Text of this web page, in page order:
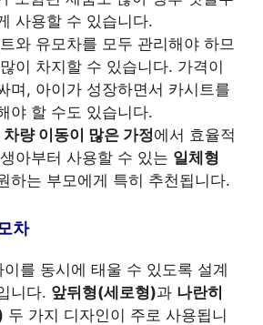
사용할 수 있습니다.
와 유모차를 모두 관리해야 하므
이 차지할 수 있습니다. 가격이
며, 아이가 성장하면서 카시트를
야 할 수도 있습니다.
차량 이동이 많은 가정에서 효율적
아부터 사용할 수 있는 일체형
하는 부모에게 특히 추천됩니다.
차
이를 동시에 태울 수 있도록 설계
니다. 앞뒤형(세로형)과 나란히
두 가지 디자인이 주로 사용됩니